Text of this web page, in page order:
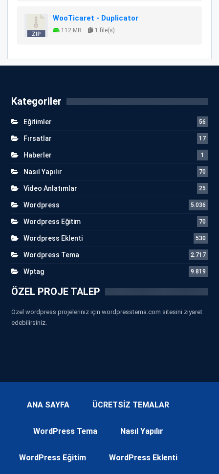
WooTicaret - Duplicator
112 MB 1 file(s)
Kategoriler
Eğitimler 56
Fırsatlar 17
Haberler 1
Nasıl Yapılır 70
Video Anlatımlar 25
Wordpress 5.036
Wordpress Eğitim 70
Wordpress Eklenti 530
Wordpress Tema 2.717
Wptag 9.819
ÖZEL PROJE TALEP
Özel wordpress projeleriniz için wordpresstema.com sitesini ziyaret
edebilirsiniz.
ANA SAYFA ÜCRETSİZ TEMALAR
WordPress Tema Nasıl Yapılır
WordPress Eğitim WordPress Eklenti